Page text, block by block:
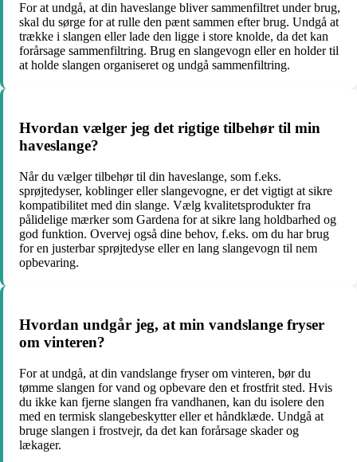
For at undgå, at din haveslange bliver sammenfiltret under brug,
skal du sørge for at rulle den pænt sammen efter brug. Undgå at
trække i slangen eller lade den ligge i store knolde, da det kan
forårsage sammenfiltring. Brug en slangevogn eller en holder til
at holde slangen organiseret og undgå sammenfiltring.
Hvordan vælger jeg det rigtige tilbehør til min
haveslange?
Når du vælger tilbehør til din haveslange, som f.eks.
sprøjtedyser, koblinger eller slangevogne, er det vigtigt at sikre
kompatibilitet med din slange. Vælg kvalitetsprodukter fra
pålidelige mærker som Gardena for at sikre lang holdbarhed og
god funktion. Overvej også dine behov, f.eks. om du har brug
for en justerbar sprøjtedyse eller en lang slangevogn til nem
opbevaring.
Hvordan undgår jeg, at min vandslange fryser
om vinteren?
For at undgå, at din vandslange fryser om vinteren, bør du
tømme slangen for vand og opbevare den et frostfrit sted. Hvis
du ikke kan fjerne slangen fra vandhanen, kan du isolere den
med en termisk slangebeskytter eller et håndklæde. Undgå at
bruge slangen i frostvejr, da det kan forårsage skader og
lækager.